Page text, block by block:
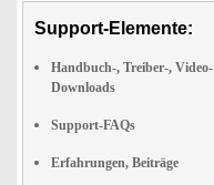
Support-Elemente:
Handbuch-, Treiber-, Video-
Downloads
Support-FAQs
Erfahrungen, Beiträge